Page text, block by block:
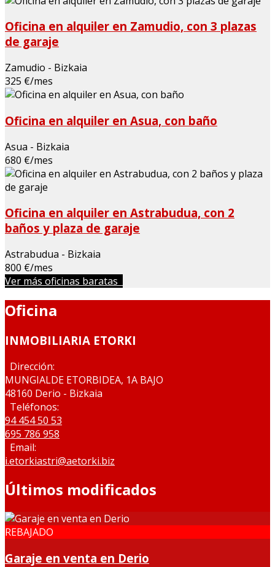
Oficina en alquiler en Zamudio, con 3 plazas
de garaje
Zamudio - Bizkaia
325 €/mes
Oficina en alquiler en Asua, con baño
Asua - Bizkaia
680 €/mes
Oficina en alquiler en Astrabudua, con 2
baños y plaza de garaje
Astrabudua - Bizkaia
800 €/mes
Ver más oficinas baratas
Oficina
INMOBILIARIA ETORKI
Dirección:
MUNGIALDE ETORBIDEA, 1A BAJO
48160 Derio - Bizkaia
Teléfonos:
94 454 50 53
695 786 958
Email:
i.etorkiastri@aetorki.biz
Últimos modificados
REBAJADO
Garaje en venta en Derio